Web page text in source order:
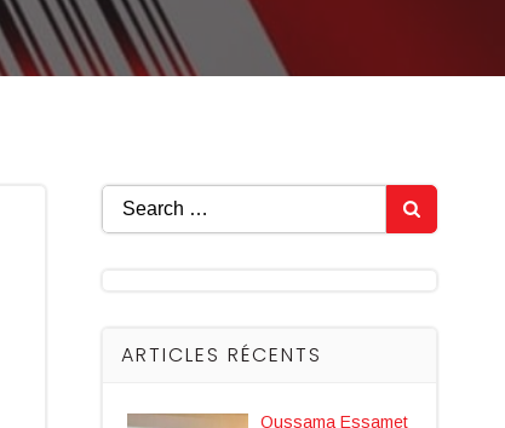
Search
for:
ARTICLES RÉCENTS
Oussama Essamet